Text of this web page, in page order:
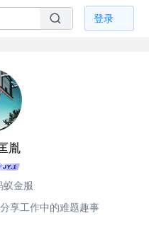
登录
胤
蚁金服
享工作中的难题趣事